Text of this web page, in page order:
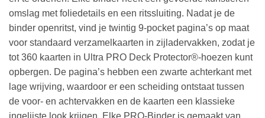
omslag met foliedetails en een ritssluiting. Nadat je de
binder openritst, vind je twintig 9-pocket pagina’s op maat
voor standaard verzamelkaarten in zijladervakken, zodat je
tot 360 kaarten in Ultra PRO Deck Protector®-hoezen kunt
opbergen. De pagina’s hebben een zwarte achterkant met
lage wrijving, waardoor er een scheiding ontstaat tussen
de voor- en achtervakken en de kaarten een klassieke
ingelijste look krijgen. Elke PRO-Binder is gemaakt van